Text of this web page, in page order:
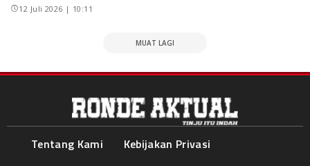
12 Juli 2026 | 10:11
MUAT LAGI
Tentang Kami
Kebijakan Privasi